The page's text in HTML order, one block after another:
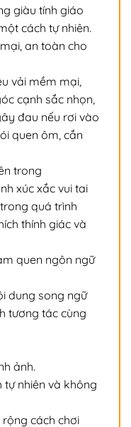
giàu tính giáo
cách tự nhiên.
an toàn cho
vải mềm mại,
cạnh sắc nhọn,
đau nếu rơi vào
quen ôm, cắn
trong
xúc xắc vui tai
quá trình
thính giác và
quen ngôn ngữ
dung song ngữ
tương tác cùng
ảnh.
tự nhiên và không
cách chơi